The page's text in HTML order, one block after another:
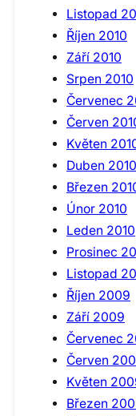
Listopad
Říjen 2010
Září 2010
Srpen 2010
Červenec
Červen
Květen
Duben 2010
Březen
Únor 2010
Leden 2010
Prosinec
Listopad
Říjen 2009
Září 2009
Červenec
Červen
Květen
Březen